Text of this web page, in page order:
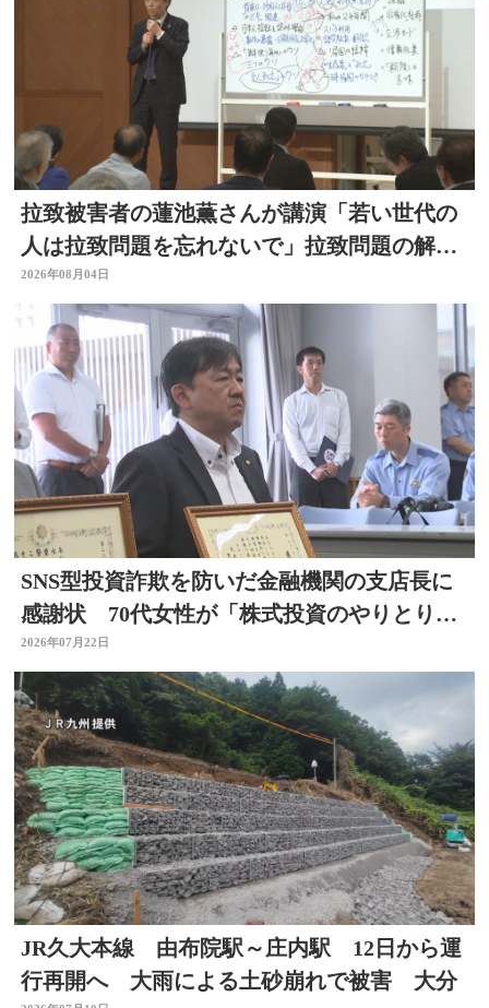
拉致被害者の蓮池薫さんが講演「若い世代の
人は拉致問題を忘れないで」拉致問題の解決
訴える
2026年08月04日
SNS型投資詐欺を防いだ金融機関の支店長に
感謝状 70代女性が「株式投資のやりとりを
している」大分
2026年07月22日
JR久大本線 由布院駅～庄内駅 12日から運
行再開へ 大雨による土砂崩れで被害 大分